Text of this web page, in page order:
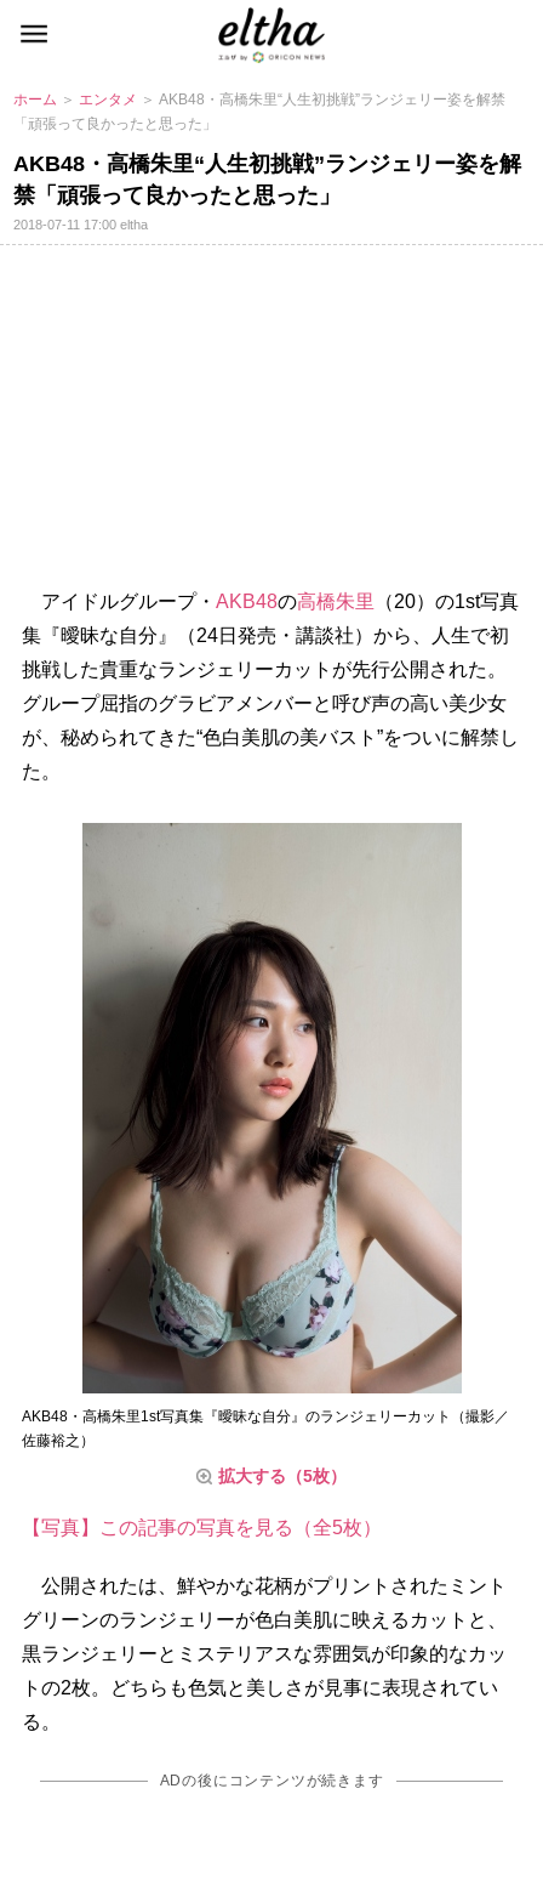
ホーム ＞ エンタメ ＞ AKB48・高橋朱里“人生初挑戦”ランジェリー姿を解禁
「頑張って良かったと思った」
AKB48・高橋朱里“人生初挑戦”ランジェリー姿を解
禁「頑張って良かったと思った」
2018-07-11 17:00eltha
アイドルグループ・ AKB48の高橋朱里
（20）の1st写真
集『曖昧な自分』（24日発売・講談社）から、人生で初
挑戦した貴重なランジェリーカットが先行公開された。
グループ屈指のグラビアメンバーと呼び声の高い美少女
が、秘められてきた“色白美肌の美バスト”をついに解禁し
た。
AKB48・高橋朱里1st写真集『曖昧な自分』のランジェリーカット（撮影／
佐藤裕之）
拡大する（5枚）
【写真】この記事の写真を見る（全5枚）
公開されたは、鮮やかな花柄がプリントされたミント
グリーンのランジェリーが色白美肌に映えるカットと、
黒ランジェリーとミステリアスな雰囲気が印象的なカッ
トの2枚。どちらも色気と美しさが見事に表現されてい
る。
ADの後にコンテンツが続きます